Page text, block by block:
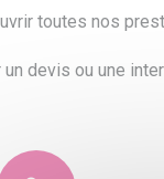
toutes nos
un devis ou une